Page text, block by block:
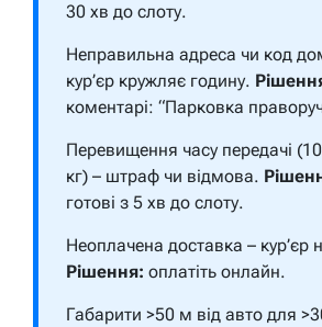
30 хв до слоту.
Неправильна адреса чи код
кур’єр кружляє годину.
коментарі: “Парковка
Перевищення часу передачі
кг) – штраф чи відмова.
готові з 5 хв до слоту.
Неоплачена доставка – кур’єр
Рішення: оплатіть онлайн.
Габарити >50 м від авто для